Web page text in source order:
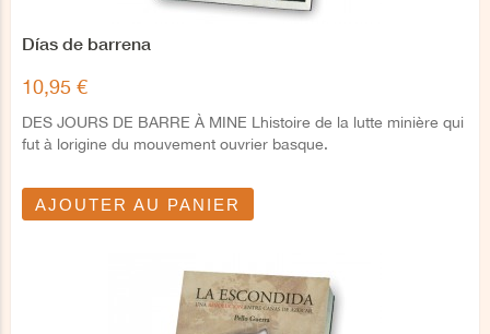
Días de barrena
10,95 €
DES JOURS DE BARRE À MINE Lhistoire de la lutte minière qui
fut à lorigine du mouvement ouvrier basque.
AJOUTER AU PANIER